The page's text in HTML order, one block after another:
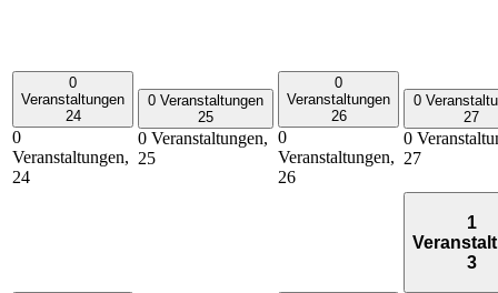
0
Veranstaltungen
24
0
Veranstaltungen,
24
0 Veranstaltungen
25
0 Veranstaltungen,
25
0
Veranstaltungen
26
0
Veranstaltungen,
26
0
27
0
27
1
3